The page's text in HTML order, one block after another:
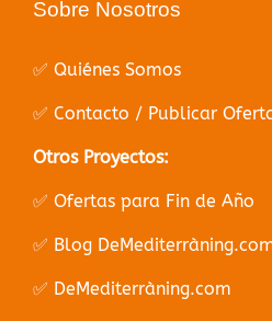
Sobre Nosotros
✅ Quiénes Somos
✅ Contacto / Publicar
Otros Proyectos:
✅ Ofertas para Fin de Año
✅ Blog
✅ DeMediterràning.com